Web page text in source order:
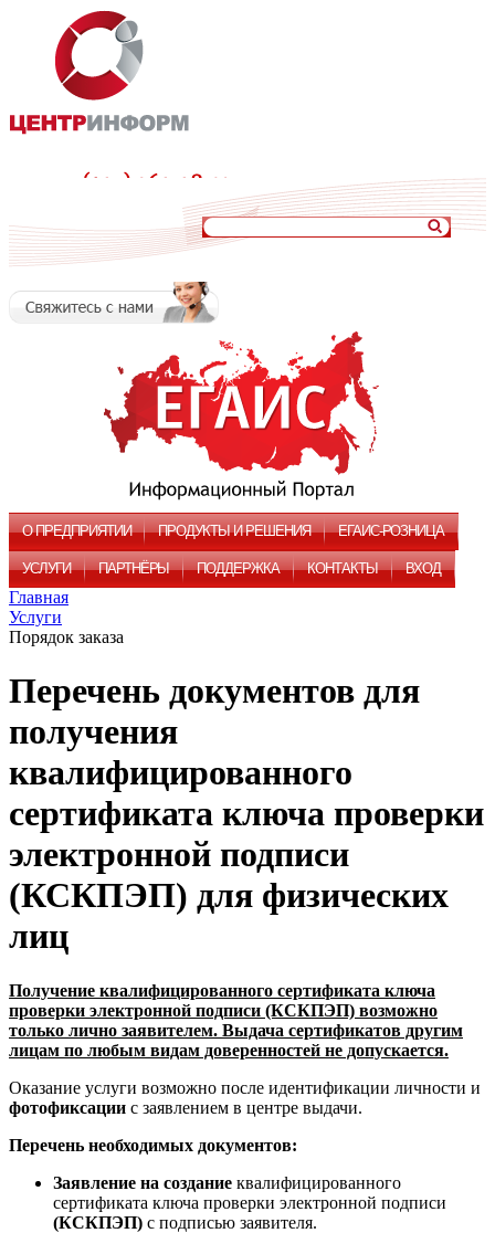
О ПРЕДПРИЯТИИ ПРОДУКТЫ И РЕШЕНИЯ ЕГАИС-РОЗНИЦА
УСЛУГИ ПАРТНЁРЫ ПОДДЕРЖКА КОНТАКТЫ ВХОД
Главная
Услуги
Порядок заказа
Перечень документов для
получения
квалифицированного
сертификата ключа проверки
электронной подписи
(КСКПЭП) для физических
лиц
Получение квалифицированного сертификата ключа
проверки электронной подписи (КСКПЭП) возможно
только лично заявителем. Выдача сертификатов другим
лицам по любым видам доверенностей не допускается.
Оказание услуги возможно после идентификации личности и
фотофиксации с заявлением в центре выдачи.
Перечень необходимых документов:
Заявление на создание квалифицированного
сертификата ключа проверки электронной подписи
(КСКПЭП) c подписью заявителя.